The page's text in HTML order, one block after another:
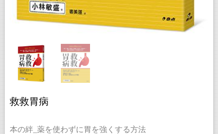
救救胃病
本の絆_薬を使わずに胃を強くする方法